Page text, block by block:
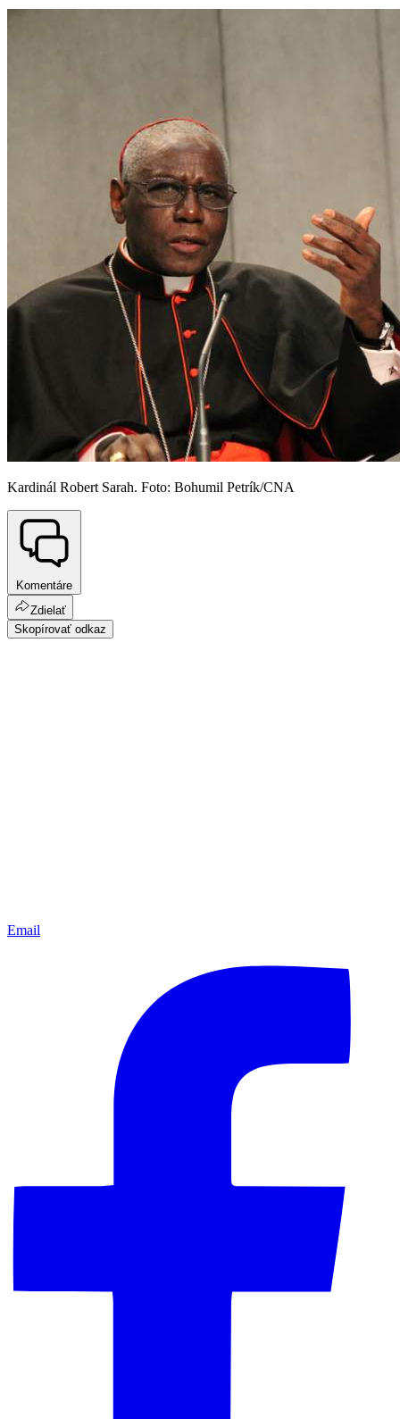
Kardinál Robert Sarah. Foto: Bohumil Petrík/CNA
Komentáre
Zdielať
Skopírovať odkaz
Email